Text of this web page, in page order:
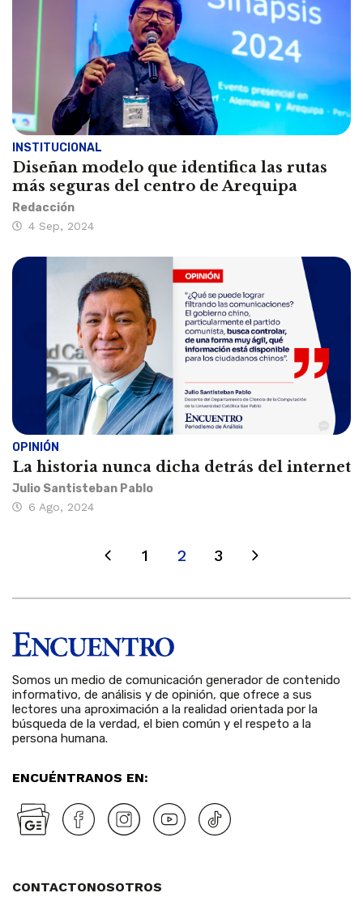
INSTITUCIONAL
Diseñan modelo que identifica las rutas
más seguras del centro de Arequipa
Redacción
4 Sep, 2024
OPINIÓN
La historia nunca dicha detrás del internet
Julio Santisteban Pablo
6 Ago, 2024
1 2 3
Somos un medio de comunicación generador de contenido
informativo, de análisis y de opinión, que ofrece a sus
lectores una aproximación a la realidad orientada por la
búsqueda de la verdad, el bien común y el respeto a la
persona humana.
ENCUÉNTRANOS EN:
CONTACTONOSOTROS